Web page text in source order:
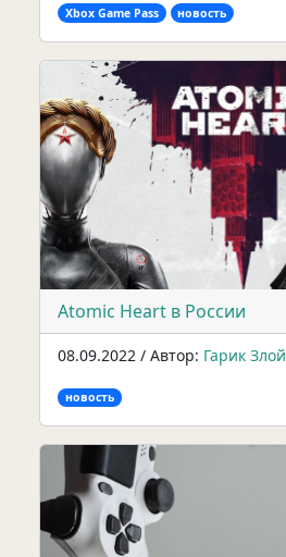
Xbox Game Pass новость
Atomic Heart в России
08.09.2022 / Автор: Гарик Злой
новость